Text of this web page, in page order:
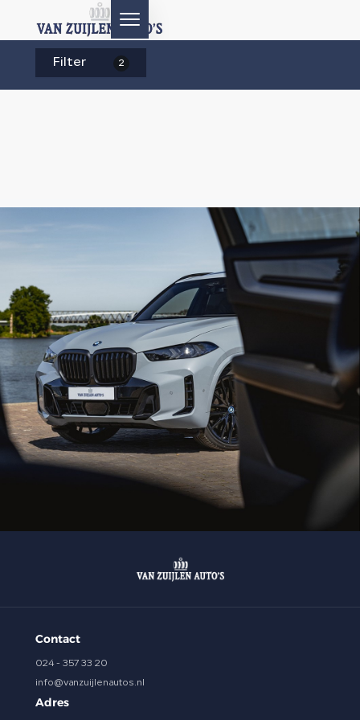
HOME
AFTERSALES
OVER ONS
CONTACT
Filter 2
Contact
024 - 357 33 20
info@vanzuijlenautos.nl
Adres